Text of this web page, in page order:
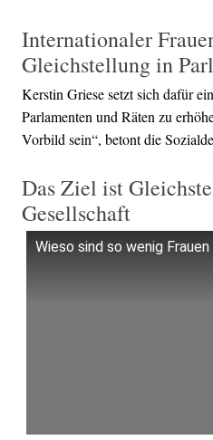
Internationaler
Gleichstellung in
Kerstin Griese setzt sich dafür
Parlamenten und Räten zu
Vorbild sein“, betont die
Das Ziel ist
Gesellschaft
Wieso sind so wenig